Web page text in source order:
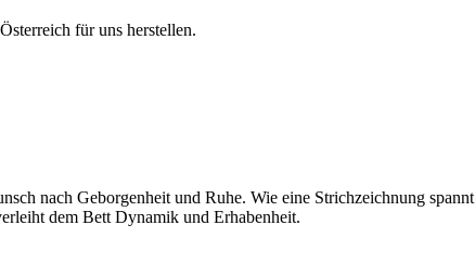
für uns herstellen.
nach Geborgenheit und Ruhe. Wie eine Strichzeichnung spannt
dem Bett Dynamik und Erhabenheit.